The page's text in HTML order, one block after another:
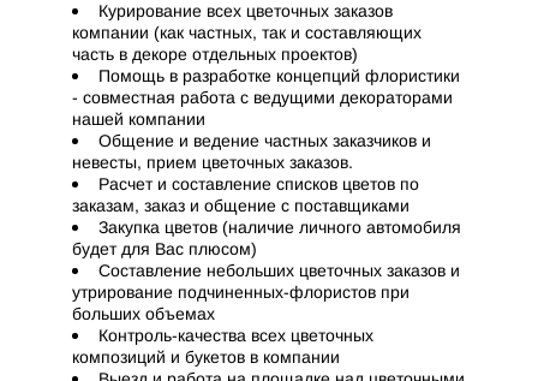
Курирование всех цветочных заказов
компании (как частных, так и составляющих
часть в декоре отдельных проектов)
Помощь в разработке концепций флористики
- совместная работа с ведущими декораторами
нашей компании
Общение и ведение частных заказчиков и
невесты, прием цветочных заказов.
Расчет и составление списков цветов по
заказам, заказ и общение с поставщиками
Закупка цветов (наличие личного автомобиля
будет для Вас плюсом)
Составление небольших цветочных заказов и
утрирование подчиненных-флористов при
больших объемах
Контроль-качества всех цветочных
композиций и букетов в компании